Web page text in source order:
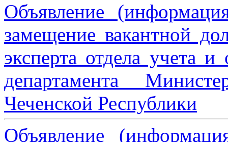
Объявление
замещение вакантной
эксперта отдела учета и
департамента
Чеченской Республики
Объявление